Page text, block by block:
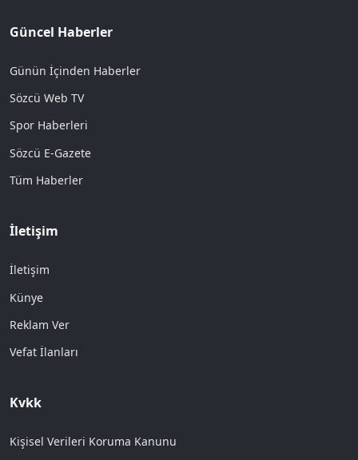
Güncel Haberler
Günün İçinden Haberler
Sözcü Web TV
Spor Haberleri
Sözcü E-Gazete
Tüm Haberler
İletişim
İletişim
Künye
Reklam Ver
Vefat İlanları
Kvkk
Kişisel Verileri Koruma Kanunu